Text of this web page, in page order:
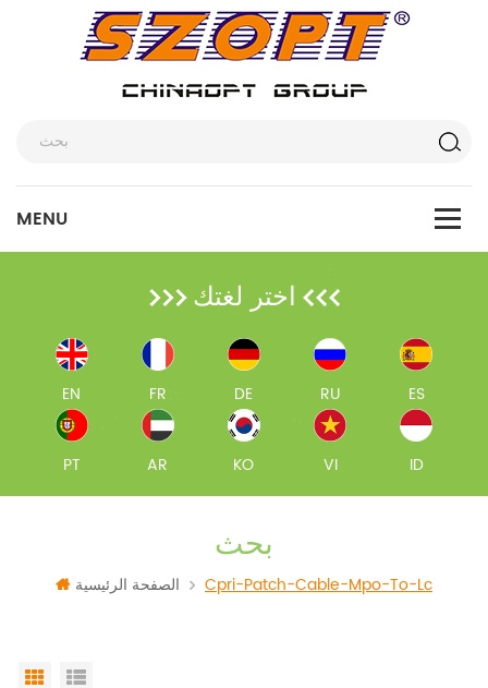
اختر لغتك
EN FR DE RU ES
PT AR KO VI ID
بحث
الصفحة الرئيسية Cpri-Patch-Cable-Mpo-To-Lc
Grid View